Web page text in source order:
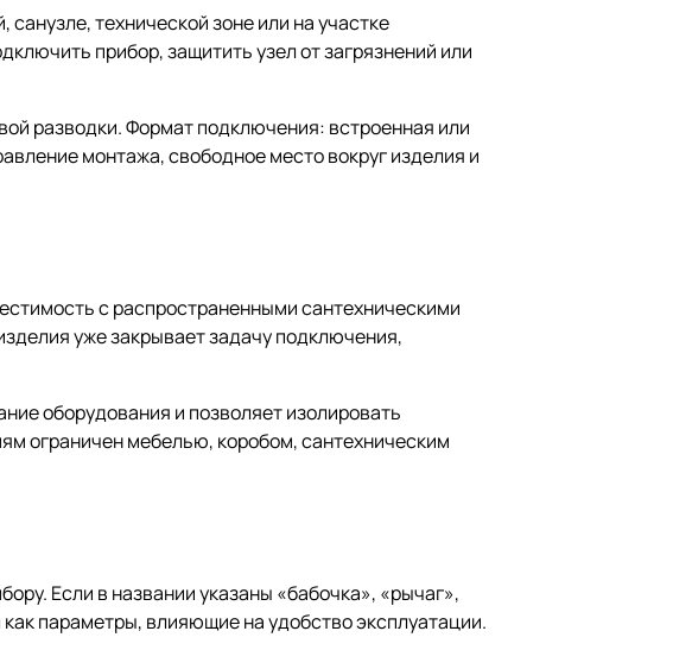
технической зоне или на участке
прибор, защитить узел от загрязнений или
разводки. Формат подключения: встроенная или
монтажа, свободное место вокруг изделия и
с распространенными сантехническими
уже закрывает задачу подключения,
оборудования и позволяет изолировать
ограничен мебелью, коробом, сантехническим
Если в названии указаны «бабочка», «рычаг»,
параметры, влияющие на удобство эксплуатации.